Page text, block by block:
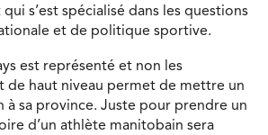
s’est spécialisé dans les questions
et de politique sportive.
est représenté et non les
de haut niveau permet de mettre un
à sa province. Juste pour prendre un
d’un athlète manitobain sera